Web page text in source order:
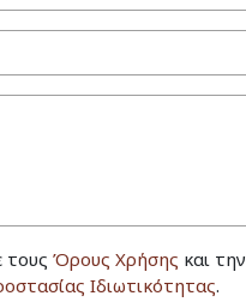
Όρους Χρήσης και την
Ιδιωτικότητας.